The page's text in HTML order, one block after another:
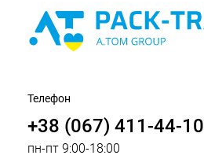
Телефон
+38 (067) 411-44-10
пн-пт 9:00-18:00